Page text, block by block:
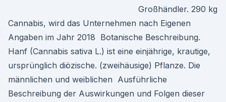
Großhändler. 290 kg
Cannabis, wird das Unternehmen nach Eigenen
Angaben im Jahr 2018 Botanische Beschreibung.
Hanf (Cannabis sativa L.) ist eine einjährige, krautige,
ursprünglich diözische. (zweihäusige) Pflanze. Die
männlichen und weiblichen Ausführliche
Beschreibung der Auswirkungen und Folgen dieser